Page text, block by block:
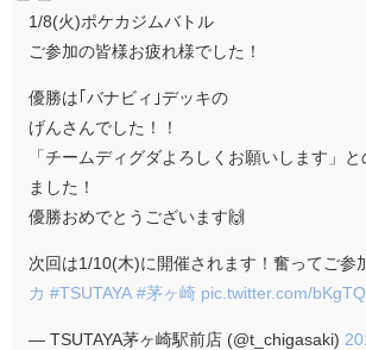
1/8(火)ポケカジムバトル
ご参加の皆様お疲れ様でした！
優勝は｢バナビィ｣デッキの
げんさんでした！！
「チームディグダよろしくお願いします」
ました！
優勝おめでとうございます🙌
次回は1/10(木)に開催されます！奮ってご参
カ #TSUTAYA #茅ヶ崎 pic.twitter.com/
— TSUTAYA茅ヶ崎駅前店 (@t_chigasaki)